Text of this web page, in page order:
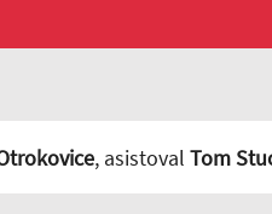
, asistoval Tom